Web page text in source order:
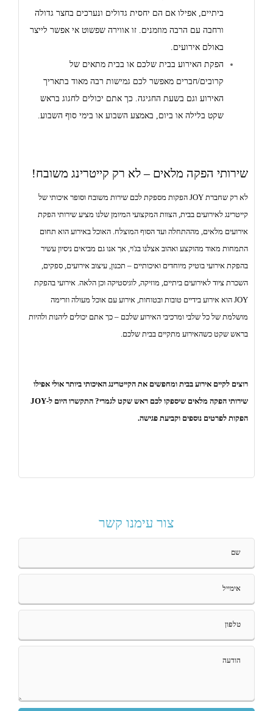
ביתיים, אפילו אם הם יחסית גדולים ונערכים בחצר גדולה
ורחבה עם הרבה מוזמנים. זו אווירה שפשוט אי אפשר לייצר
באולם אירועים.
הפקת האירוע בבית שלכם או בבית מתאים של
קרובים/חברים מאפשר לכם גמישות רבה מאוד בתאריך
האירוע וגם בשעת החגיגה. כך אתם יכולים לחגוג בראש
שקט בלילה או ביום, באמצע השבוע או בימי סוף השבוע.
שירותי הפקה מלאים – לא רק קייטרינג משובח!
לא רק שחברת JOY הפקות מספקת לכם שירות משובח וסופר איכותי של
קייטרינג לאירועים בבית, הצוות המקצועי המיומן שלנו מציע שירותי הפקת
אירועים מלאים, מההתחלה ועד הסוף המוצלח. האוכל באירוע הוא תחום
התמחות מאוד מהוקצע ואהוב אצלנו בג'וי, אך אנו גם מביאים ניסיון עשיר
בהפקת אירועי בוטיק מיוחדים ואיכותיים – תכנון, עיצוב אירועים, ספקים,
השכרת ציוד לאירועים ביתיים, מוזיקה, לוגיסטיקה וכן הלאה. אירועי בהפקת
JOY הוא אירוע בידיים טובות ובטוחות, אירוע עם אוכל מעולה וזרימה
מושלמת של כל שלבי ומרכיבי האירוע שלכם – כך אתם יכולים ליהנות ולהיות
בראש שקט כשהאירוע מתקיים בבית שלכם.
רוצים לקיים אירוע בבית ומחפשים את הקייטרינג האיכותי ביותר אולי אפילו
שירותי הפקה מלאים שיספקו לכם ראש שקט לגמרי? התקשרו היום ל-JOY
הפקות לפרטים נוספים וקביעת פגישה.
צור עימנו קשר